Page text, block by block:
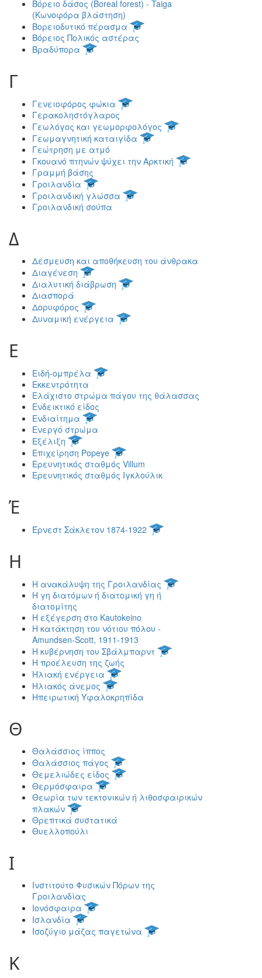
Βόρειο δάσος (Boreal forest) - Taiga
(Κωνοφόρα βλάστηση)
Βορειοδυτικό πέρασμα
Βόρειος Πολικός αστέρας
Βραδύπορα
Γ
Γενειοφόρος φώκια
Γερακοληστόγλαρος
Γεωλόγος και γεωμορφολόγος
Γεωμαγνητική καταιγίδα
Γεώτρηση με ατμό
Γκουανό πτηνών ψύχει την Αρκτική
Γραμμή βάσης
Γροιλανδία
Γροιλανδική γλώσσα
Γροιλανδική σούπα
Δ
Δέσμευση και αποθήκευση του άνθρακα
Διαγένεση
Διαλυτική διάβρωση
Διασπορά
Δορυφόρος
Δυναμική ενέργεια
Ε
Ειδή-ομπρέλα
Εκκεντρότητα
Ελάχιστο στρώμα πάγου της θάλασσας
Ενδεικτικό είδος
Ενδιαίτημα
Ενεργό στρώμα
Εξέλιξη
Επιχείρηση Popeye
Ερευνητικός σταθμός Villum
Ερευνητικός σταθμός Ιγκλούλικ
Έ
Έρνεστ Σάκλετον 1874-1922
Η
Η ανακάλυψη της Γροιλανδίας
Η γη διατόμων ή διατομική γη ή
διατομίτης
Η εξέγερση στο Kautokeino
Η κατάκτηση του νότιου πόλου -
Amundsen-Scott, 1911-1913
Η κυβέρνηση του Σβάλμπαρντ
Η προέλευση της ζωής
Ηλιακή ενέργεια
Ηλιακός άνεμος
Ηπειρωτική Υφαλοκρηπίδα
Θ
Θαλάσσιος ίππος
Θαλάσσιος πάγος
Θεμελιώδες είδος
Θερμόσφαιρα
Θεωρία των τεκτονικών ή λιθοσφαιρικών
πλακών
Θρεπτικά συστατικά
Θυελλοπούλι
Ι
Ινστιτούτο Φυσικών Πόρων της
Γροιλανδίας
Ιονόσφαιρα
Ισλανδία
Ισοζύγιο μάζας παγετώνα
Κ